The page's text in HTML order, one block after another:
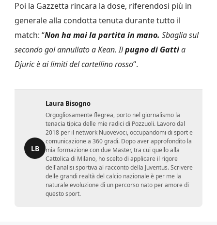
Poi la Gazzetta rincara la dose, riferendosi più in
generale alla condotta tenuta durante tutto il
match: “Non ha mai la partita in mano. Sbaglia sul
secondo gol annullato a Kean. Ilpugno di Gattia
Djuric è ai limiti del cartellino rosso“.
LB
Laura Bisogno
Orgogliosamente flegrea, porto nel giornalismo la
tenacia tipica delle mie radici di Pozzuoli. Lavoro dal
2018 per il network Nuovevoci, occupandomi di sport e
comunicazione a 360 gradi. Dopo aver approfondito la
mia formazione con due Master, tra cui quello alla
Cattolica di Milano, ho scelto di applicare il rigore
dell'analisi sportiva al racconto della Juventus. Scrivere
delle grandi realtà del calcio nazionale è per me la
naturale evoluzione di un percorso nato per amore di
questo sport.